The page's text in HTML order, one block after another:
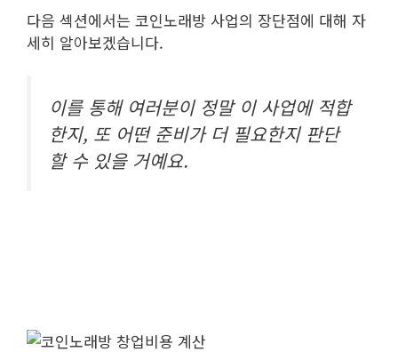
다음 섹션에서는 코인노래방 사업의 장단점에 대해 자
세히 알아보겠습니다.
이를 통해 여러분이 정말 이 사업에 적합
한지, 또 어떤 준비가 더 필요한지 판단
할 수 있을 거예요.